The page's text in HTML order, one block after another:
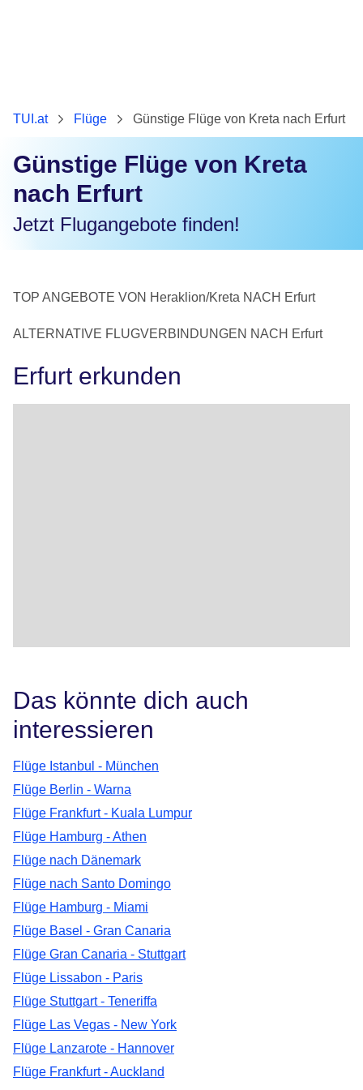
TUI.at Flüge Günstige Flüge von Kreta nach Erfurt
Günstige Flüge von Kreta
nach Erfurt
Jetzt Flugangebote finden!
TOP ANGEBOTE VON Heraklion/Kreta NACH Erfurt
ALTERNATIVE FLUGVERBINDUNGEN NACH Erfurt
Erfurt erkunden
Das könnte dich auch
interessieren
Flüge Istanbul - München
Flüge Berlin - Warna
Flüge Frankfurt - Kuala Lumpur
Flüge Hamburg - Athen
Flüge nach Dänemark
Flüge nach Santo Domingo
Flüge Hamburg - Miami
Flüge Basel - Gran Canaria
Flüge Gran Canaria - Stuttgart
Flüge Lissabon - Paris
Flüge Stuttgart - Teneriffa
Flüge Las Vegas - New York
Flüge Lanzarote - Hannover
Flüge Frankfurt - Auckland